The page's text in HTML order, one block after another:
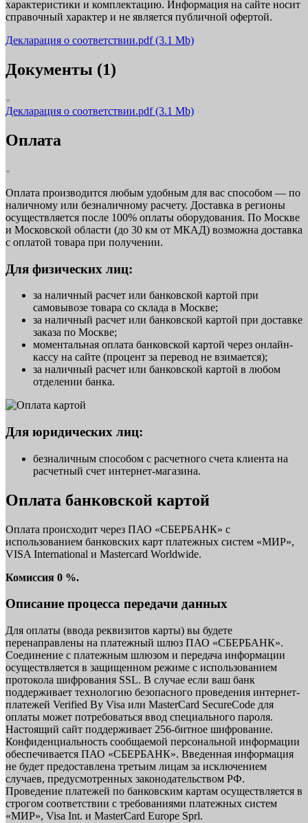
характеристики и комплектацию. Информация на сайте носит
справочный характер и не является публичной офертой.
Декларация о соответствии.pdf(3.1 Mb)
Документы (1)
Декларация о соответствии.pdf(3.1 Mb)
Оплата
Оплата производится любым удобным для вас способом — по
наличному или безналичному расчету. Доставка в регионы
осуществляется после 100% оплаты оборудования. По Москве
и Московской области (до 30 км от МКАД) возможна доставка
с оплатой товара при получении.
Для физических лиц:
за наличный расчет или банковской картой при
самовывозе товара со склада в Москве;
за наличный расчет или банковской картой при доставке
заказа по Москве;
моментальная оплата банковской картой через онлайн-
кассу на сайте (процент за перевод не взимается);
за наличный расчет или банковской картой в любом
отделении банка.
Для юридических лиц:
безналичным способом с расчетного счета клиента на
расчетный счет интернет-магазина.
Оплата банковской картой
Оплата происходит через ПАО «СБЕРБАНК» с
использованием банковских карт платежных систем «МИР»,
VISA International и Mastercard Worldwide.
Комиссия 0 %.
Описание процесса передачи данных
Для оплаты (ввода реквизитов карты) вы будете
перенаправлены на платежный шлюз ПАО «СБЕРБАНК».
Соединение с платежным шлюзом и передача информации
осуществляется в защищенном режиме с использованием
протокола шифрования SSL. В случае если ваш банк
поддерживает технологию безопасного проведения интернет-
платежей Verified By Visa или MasterCard SecureCode для
оплаты может потребоваться ввод специального пароля.
Настоящий сайт поддерживает 256-битное шифрование.
Конфиденциальность сообщаемой персональной информации
обеспечивается ПАО «СБЕРБАНК». Введенная информация
не будет предоставлена третьим лицам за исключением
случаев, предусмотренных законодательством РФ.
Проведение платежей по банковским картам осуществляется в
строгом соответствии с требованиями платежных систем
«МИР», Visa Int. и MasterCard Europe Sprl.